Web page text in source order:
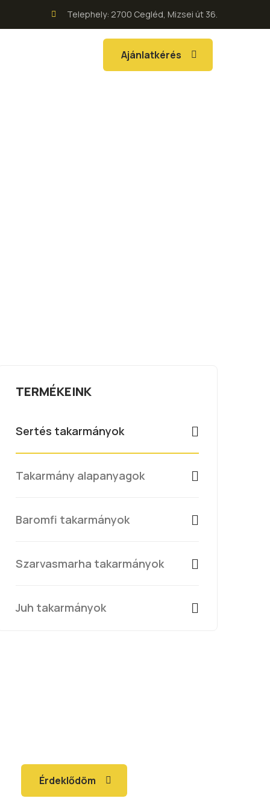
Telephely: 2700 Cegléd, Mizsei út 36.
Ajánlatkérés
TERMÉKEINK
Sertés takarmányok
Takarmány alapanyagok
Baromfi takarmányok
Szarvasmarha takarmányok
Juh takarmányok
Érdeklődöm